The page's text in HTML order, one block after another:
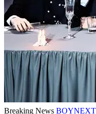
Breaking News